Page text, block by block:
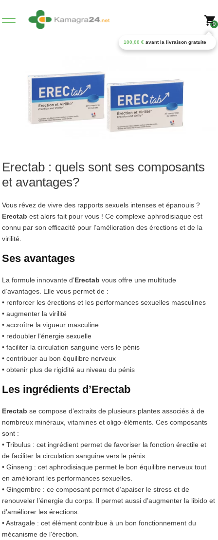
0
100,00 € avant la livraison gratuite
Erectab : quels sont ses composants
et avantages?
Vous rêvez de vivre des rapports sexuels intenses et épanouis ?
Erectab est alors fait pour vous ! Ce complexe aphrodisiaque est
connu par son efficacité pour l’amélioration des érections et de la
virilité.
Ses avantages
La formule innovante d’Erectab vous offre une multitude
d’avantages. Elle vous permet de :
• renforcer les érections et les performances sexuelles masculines
• augmenter la virilité
• accroître la vigueur masculine
• redoubler l'énergie sexuelle
• faciliter la circulation sanguine vers le pénis
• contribuer au bon équilibre nerveux
• obtenir plus de rigidité au niveau du pénis
Les ingrédients d’Erectab
Erectab se compose d’extraits de plusieurs plantes associés à de
nombreux minéraux, vitamines et oligo-éléments. Ces composants
sont :
• Tribulus : cet ingrédient permet de favoriser la fonction érectile et
de faciliter la circulation sanguine vers le pénis.
• Ginseng : cet aphrodisiaque permet le bon équilibre nerveux tout
en améliorant les performances sexuelles.
• Gingembre : ce composant permet d’apaiser le stress et de
renouveler l’énergie du corps. Il permet aussi d’augmenter la libido et
d’améliorer les érections.
• Astragale : cet élément contribue à un bon fonctionnement du
mécanisme de l'érection.